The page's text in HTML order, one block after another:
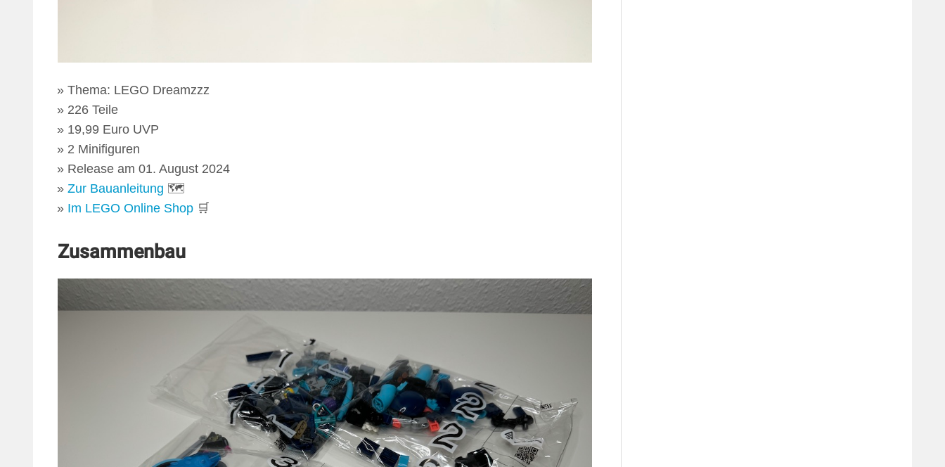
Thema: LEGO Dreamzzz
226 Teile
19,99 Euro UVP
2 Minifiguren
Release am 01. August 2024
Zur Bauanleitung 🗺
Im LEGO Online Shop 🛒
Zusammenbau